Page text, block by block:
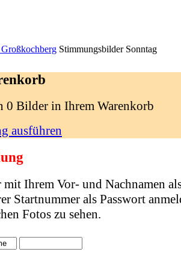
Stimmungsbilder Sonntag
0 Bilder in Ihrem Warenkorb
ausführen
Ihrem Vor- und Nachnamen
Startnummer als Passwort
Fotos zu sehen.